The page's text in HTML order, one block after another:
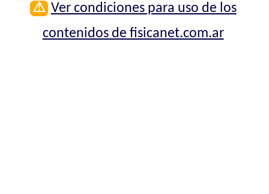
⚠ Ver condiciones para uso de los
contenidos de fisicanet.com.ar